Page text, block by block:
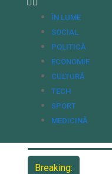
ÎN LUME
SOCIAL
POLITICĂ
ECONOMIE
CULTURĂ
TECH
SPORT
MEDICINĂ
Breaking: